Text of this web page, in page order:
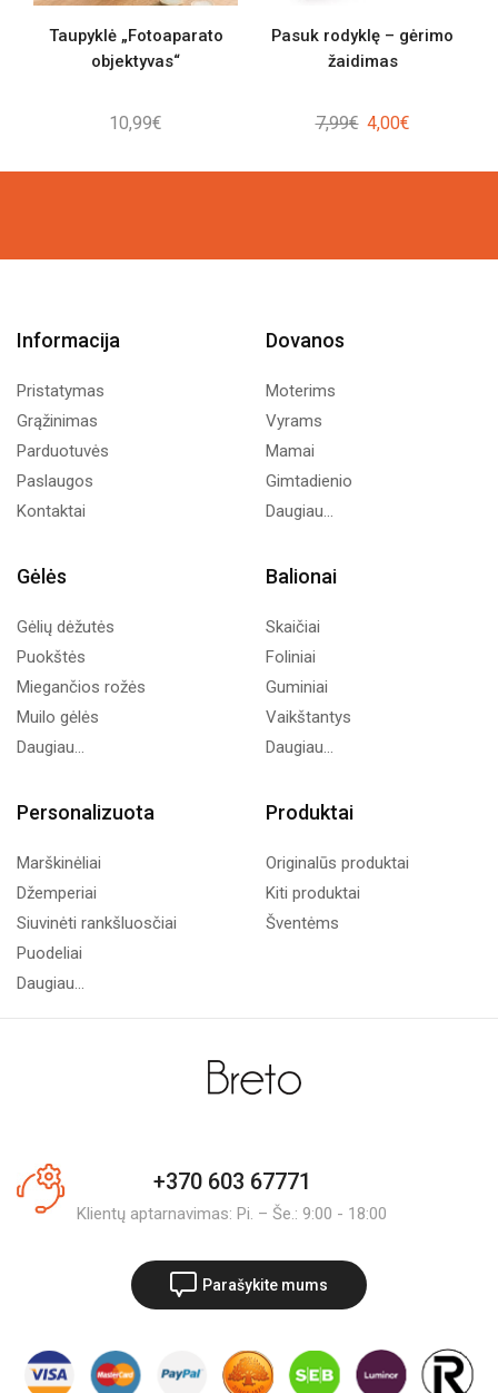
Taupyklė „Fotoaparato
objektyvas“
10,99€
Pasuk rodyklę – gėrimo
žaidimas
7,99€ Original
was:
4,00€Current
is:
Informacija
Pristatymas
Grąžinimas
Parduotuvės
Paslaugos
Kontaktai
Dovanos
Moterims
Vyrams
Mamai
Gimtadienio
Daugiau...
Gėlės
Gėlių dėžutės
Puokštės
Miegančios rožės
Muilo gėlės
Daugiau...
Balionai
Skaičiai
Foliniai
Guminiai
Vaikštantys
Daugiau...
Personalizuota
Marškinėliai
Džemperiai
Siuvinėti rankšluosčiai
Puodeliai
Daugiau...
Produktai
Originalūs produktai
Kiti produktai
Šventėms
+370 603 67771
Klientų aptarnavimas: Pi. – Še.: 9:00 - 18:00
Parašykite mums